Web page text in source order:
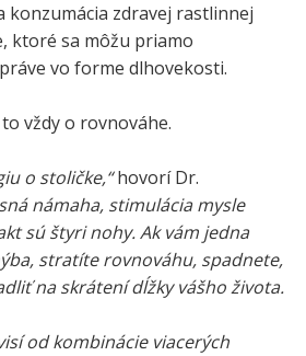
konzumácia zdravej rastlinnej
ktoré sa môžu priamo
vo forme dlhovekosti.
vždy o rovnováhe.
o stoličke,“hovorí Dr.
námaha, stimulácia mysle
sú štyri nohy. Ak vám jedna
stratíte rovnováhu, spadnete,
na skrátení dĺžky vášho života.
od kombinácie viacerých